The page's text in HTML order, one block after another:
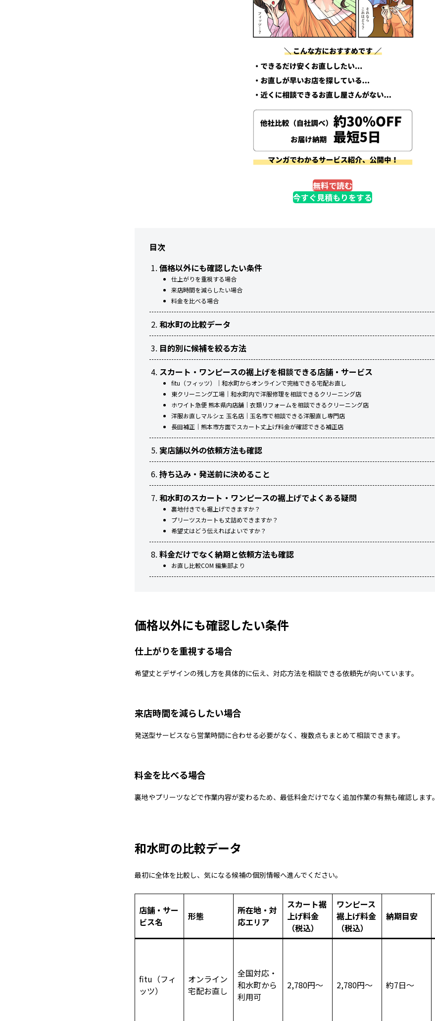
無料で読む
今すぐ見積もりをする
目次
価格以外にも確認したい条件
仕上がりを重視する場合
来店時間を減らしたい場合
料金を比べる場合
和水町の比較データ
目的別に候補を絞る方法
スカート・ワンピースの裾上げを相談できる店舗・サービス
fitu（フィッツ）｜和水町からオンラインで完結できる宅配お直し
東クリーニング工場｜和水町内で洋服修理を相談できるクリーニング店
ホワイト急便 熊本県内店舗｜衣類リフォームを相談できるクリーニング店
洋服お直しマルシェ 玉名店｜玉名市で相談できる洋服直し専門店
長田補正｜熊本市方面でスカート丈上げ料金が確認できる補正店
実店舗以外の依頼方法も確認
持ち込み・発送前に決めること
和水町のスカート・ワンピースの裾上げでよくある疑問
裏地付きでも裾上げできますか？
プリーツスカートも丈詰めできますか？
希望丈はどう伝えればよいですか？
料金だけでなく納期と依頼方法も確認
お直し比較COM 編集部より
価格以外にも確認したい条件
仕上がりを重視する場合
希望丈とデザインの残し方を具体的に伝え、対応方法を相談できる依頼先が向いています。
来店時間を減らしたい場合
発送型サービスなら営業時間に合わせる必要がなく、複数点もまとめて相談できます。
料金を比べる場合
裏地やプリーツなどで作業内容が変わるため、最低料金だけでなく追加作業の有無も確認します。
和水町の比較データ
最初に全体を比較し、気になる候補の個別情報へ進んでください。
店舗・サー
ビス名
形態
所在地・対
応エリア
スカート裾
上げ料金
（税込）
ワンピース
裾上げ料金
（税込）
納期目安
fitu（フィ
ッツ）
オンライン
宅配お直し
全国対応・
和水町から
利用可
2,780円～ 2,780円～ 約7日～